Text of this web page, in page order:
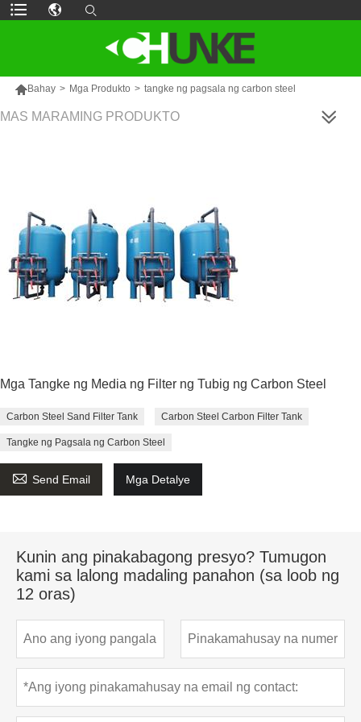
Bahay > Mga Produkto > tangke ng pagsala ng carbon steel
MAS MARAMING PRODUKTO
Mga Tangke ng Media ng Filter ng Tubig ng Carbon Steel
Carbon Steel Sand Filter Tank Carbon Steel Carbon Filter Tank
Tangke ng Pagsala ng Carbon Steel
 Send Email Mga Detalye
Kunin ang pinakabagong presyo? Tumugon
kami sa lalong madaling panahon (sa loob ng
12 oras)